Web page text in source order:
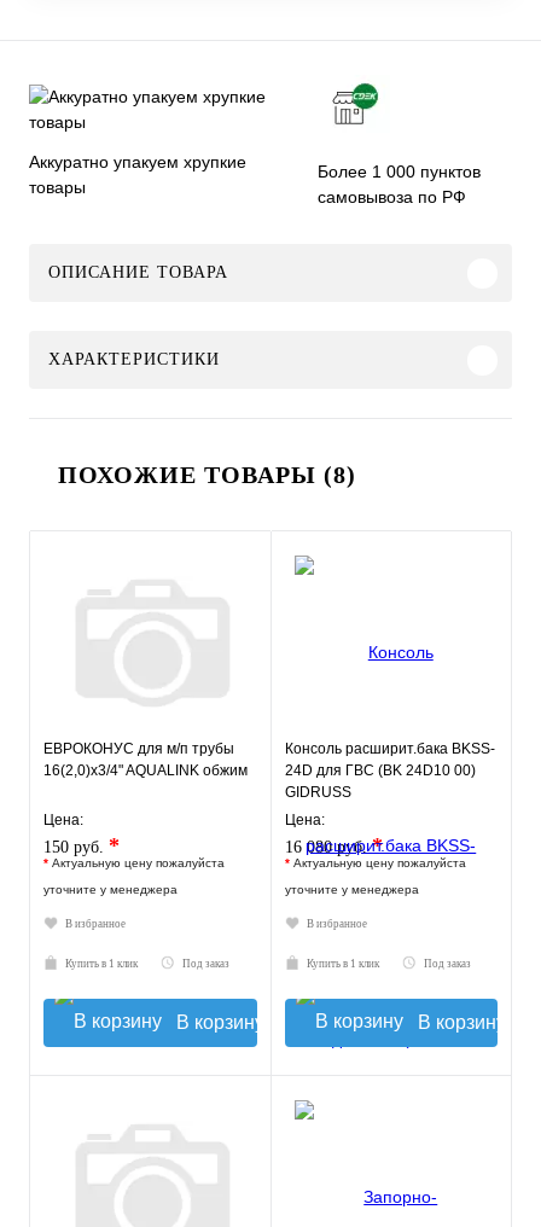
Аккуратно упакуем хрупкие
товары
Более 1 000 пунктов
самовывоза по РФ
ОПИСАНИЕ ТОВАРА
ХАРАКТЕРИСТИКИ
ПОХОЖИЕ ТОВАРЫ (8)
ЕВРОКОНУС для м/п трубы
16(2,0)x3/4" AQUALINK обжим
Цена:
150 руб. *
* Актуальную цену пожалуйста
уточните у менеджера
В избранное
Купить в 1 клик Под заказ
В корзину
Консоль расширит.бака BKSS-
24D для ГВС (BK 24D10 00)
GIDRUSS
Цена:
16 080 руб.*
* Актуальную цену пожалуйста
уточните у менеджера
В избранное
Купить в 1 клик Под заказ
В корзину